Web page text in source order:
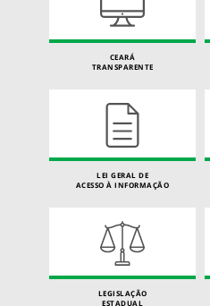
CEARÁ
TRANSPARENTE
LEI GERAL DE
ACESSO À INFORMAÇÃO
LEGISLAÇÃO
ESTADUAL